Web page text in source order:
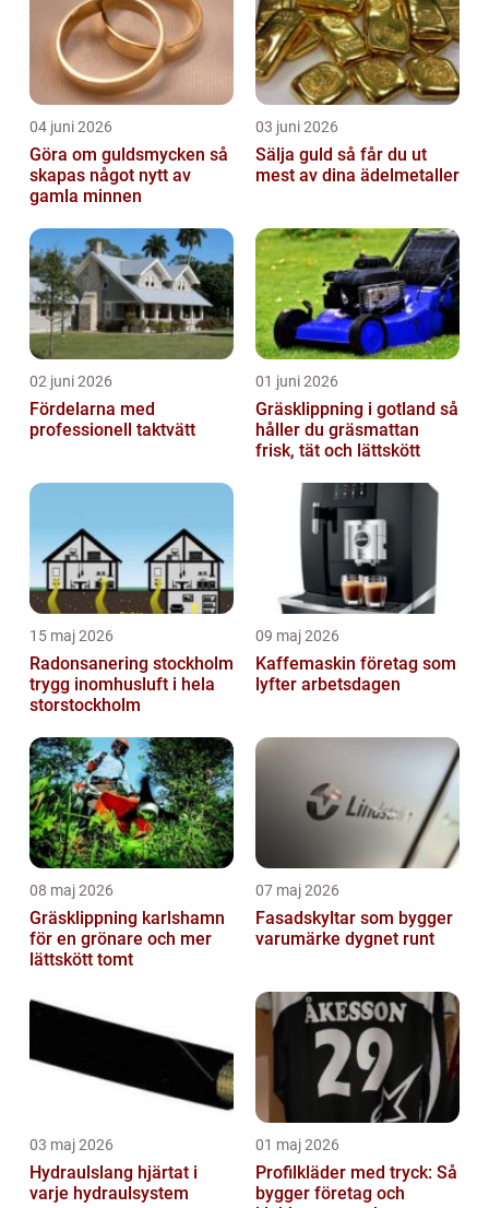
04 juni 2026
Göra om guldsmycken så
skapas något nytt av
gamla minnen
03 juni 2026
Sälja guld så får du ut
mest av dina ädelmetaller
02 juni 2026
Fördelarna med
professionell taktvätt
01 juni 2026
Gräsklippning i gotland så
håller du gräsmattan
frisk, tät och lättskött
15 maj 2026
Radonsanering stockholm
trygg inomhusluft i hela
storstockholm
09 maj 2026
Kaffemaskin företag som
lyfter arbetsdagen
08 maj 2026
Gräsklippning karlshamn
för en grönare och mer
lättskött tomt
07 maj 2026
Fasadskyltar som bygger
varumärke dygnet runt
03 maj 2026
Hydraulslang hjärtat i
varje hydraulsystem
01 maj 2026
Profilkläder med tryck: Så
bygger företag och